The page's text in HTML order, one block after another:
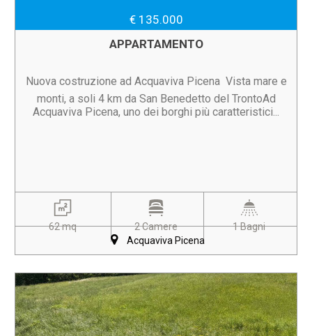
€ 135.000
APPARTAMENTO
Nuova costruzione ad Acquaviva Picena  Vista mare e
monti, a soli 4 km da San Benedetto del TrontoAd
Acquaviva Picena, uno dei borghi più caratteristici...
62 mq 2 Camere
1 Bagni
Acquaviva Picena